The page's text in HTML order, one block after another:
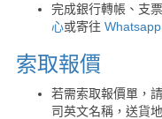
完成銀行轉帳、支
心或寄往
索取報價
若需索取報價單，
司英文名稱，送貨